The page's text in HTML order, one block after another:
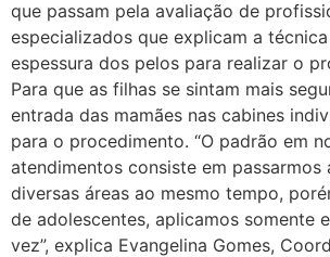
que passam pela avaliação de
especializados que explicam a
espessura dos pelos para realizar o
Para que as filhas se sintam mais
entrada das mamães nas cabines
para o procedimento. “O padrão em
atendimentos consiste em passarmos
diversas áreas ao mesmo tempo,
de adolescentes, aplicamos somente
vez”, explica Evangelina Gomes,